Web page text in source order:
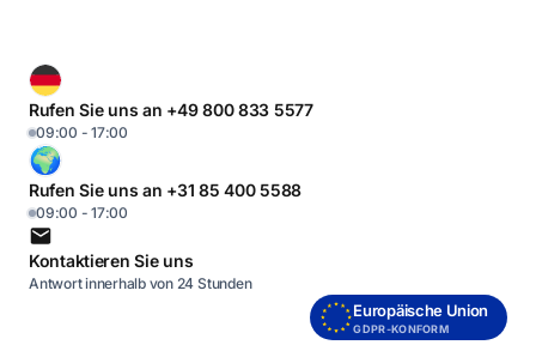
Rufen Sie uns an +49 800 833 5577
09:00 - 17:00
Rufen Sie uns an +31 85 400 5588
09:00 - 17:00
Kontaktieren Sie uns
Antwort innerhalb von 24 Stunden
Europäische Union
GDPR-KONFORM